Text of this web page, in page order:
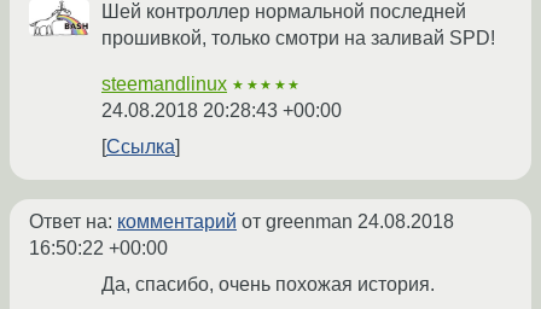
Шей контроллер нормальной последней
прошивкой, только смотри на заливай SPD!
steemandlinux ★★★★★
24.08.2018 20:28:43 +00:00
Ссылка
Ответ на: комментарий от greenman 24.08.2018
16:50:22 +00:00
Да, спасибо, очень похожая история.